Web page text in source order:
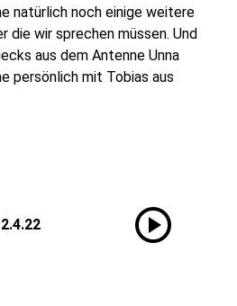
natürlich noch einige weitere
die wir sprechen müssen. Und
aus dem Antenne Unna
persönlich mit Tobias aus
play_circle